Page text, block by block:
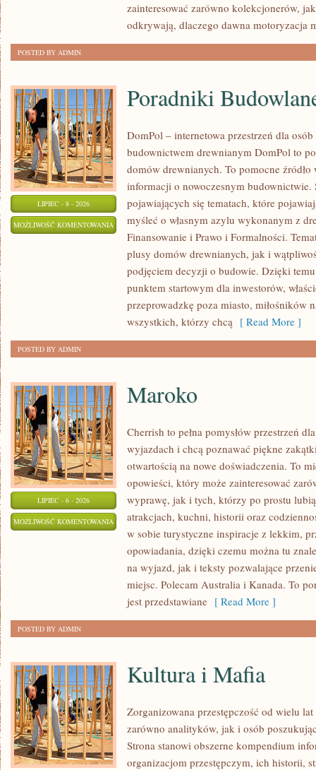
zainteresować zarówno kolekcjonerów,
odkrywają, dlaczego dawna motoryzacja
POSTED BY ADMIN
LIPIEC - 8 - 2026
MOŻLIWOŚĆ KOMENTOWANIA PORADNIKI
BUDOWLANE
Poradniki
DomPol – internetowa przestrzeń dla
budownictwem drewnianym DomPol to
domów drewnianych. To pomocne
informacji o nowoczesnym budownictwie.
pojawiających się tematach, które
myśleć o własnym azylu wykonanym z
Finansowanie i Prawo i Formalności.
plusy domów drewnianych, jak i
podjęciem decyzji o budowie. Dzięki
punktem startowym dla inwestorów,
przeprowadzkę poza miasto, miłośników
wszystkich, którzy chcą [ Read More ]
POSTED BY ADMIN
LIPIEC - 6 - 2026
MOŻLIWOŚĆ KOMENTOWANIA MAROKO
Maroko
Cherrish to pełna pomysłów przestrzeń
wyjazdach i chcą poznawać piękne
otwartością na nowe doświadczenia. To
opowieści, który może zainteresować
wyprawę, jak i tych, którzy po prostu
atrakcjach, kuchni, historii oraz
w sobie turystyczne inspiracje z lekkim,
opowiadania, dzięki czemu można tu
na wyjazd, jak i teksty pozwalające
miejsc. Polecam Australia i Kanada. To
jest przedstawiane [ Read More ]
POSTED BY ADMIN
Kultura i Mafia
Zorganizowana przestępczość od wielu
zarówno analityków, jak i osób
Strona stanowi obszerne kompendium
organizacjom przestępczym, ich historii,